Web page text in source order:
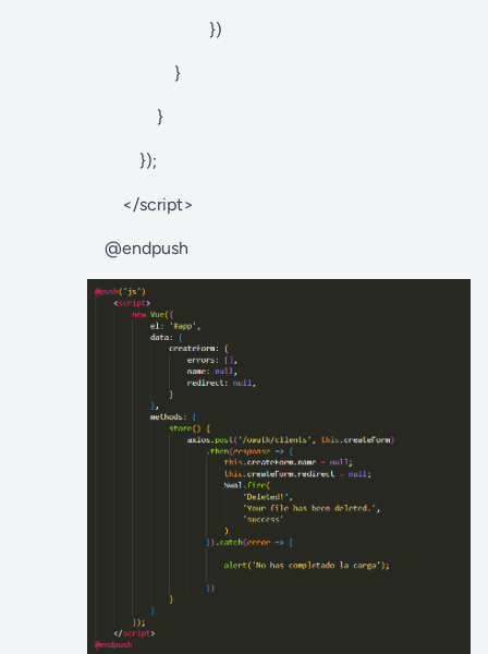
})
}
}
});
</script>
@endpush